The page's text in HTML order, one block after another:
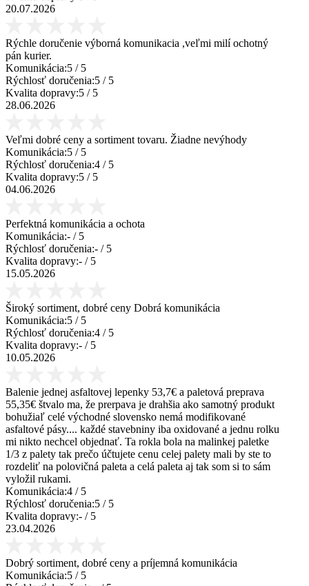
20.07.2026
Rýchle doručenie výborná komunikacia ,veľmi milí ochotný
pán kurier.
Komunikácia:5 / 5
Rýchlosť doručenia:5 / 5
Kvalita dopravy:5 / 5
28.06.2026
Veľmi dobré ceny a sortiment tovaru. Žiadne nevýhody
Komunikácia:5 / 5
Rýchlosť doručenia:4 / 5
Kvalita dopravy:5 / 5
04.06.2026
Perfektná komunikácia a ochota
Komunikácia:- / 5
Rýchlosť doručenia:- / 5
Kvalita dopravy:- / 5
15.05.2026
Široký sortiment, dobré ceny Dobrá komunikácia
Komunikácia:5 / 5
Rýchlosť doručenia:4 / 5
Kvalita dopravy:- / 5
10.05.2026
Balenie jednej asfaltovej lepenky 53,7€ a paletová preprava
55,35€ štvalo ma, že prerpava je drahšia ako samotný produkt
bohužiaľ celé východné slovensko nemá modifikované
asfaltové pásy.... každé stavebniny iba oxidované a jednu rolku
mi nikto nechcel objednať. Ta rokla bola na malinkej paletke
1/3 z palety tak prečo účtujete cenu celej palety mali by ste to
rozdeliť na polovičná paleta a celá paleta aj tak som si to sám
vyložil rukami.
Komunikácia:4 / 5
Rýchlosť doručenia:5 / 5
Kvalita dopravy:- / 5
23.04.2026
Dobrý sortiment, dobré ceny a príjemná komunikácia
Komunikácia:5 / 5